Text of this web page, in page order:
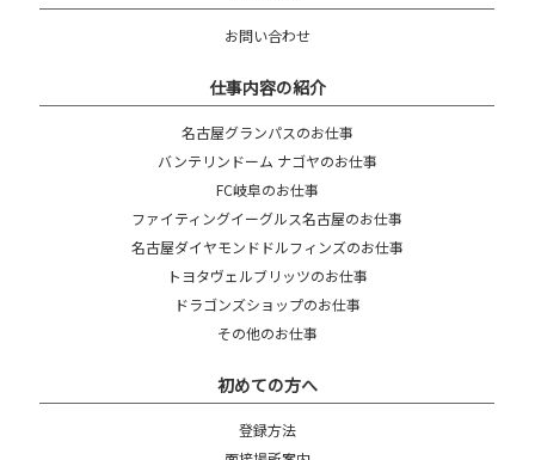
お問い合わせ
仕事内容の紹介
名古屋グランパスのお仕事
バンテリンドーム ナゴヤのお仕事
FC岐阜のお仕事
ファイティングイーグルス名古屋のお仕事
名古屋ダイヤモンドドルフィンズのお仕事
トヨタヴェルブリッツのお仕事
ドラゴンズショップのお仕事
その他のお仕事
初めての方へ
登録方法